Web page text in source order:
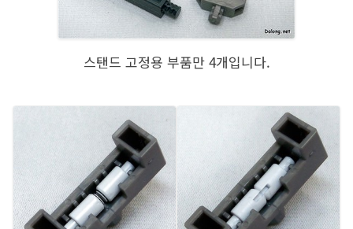
스탠드 고정용 부품만 4개입니다.